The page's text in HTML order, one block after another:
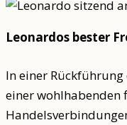
Leonardos bester
In einer
einer wohlhabenden